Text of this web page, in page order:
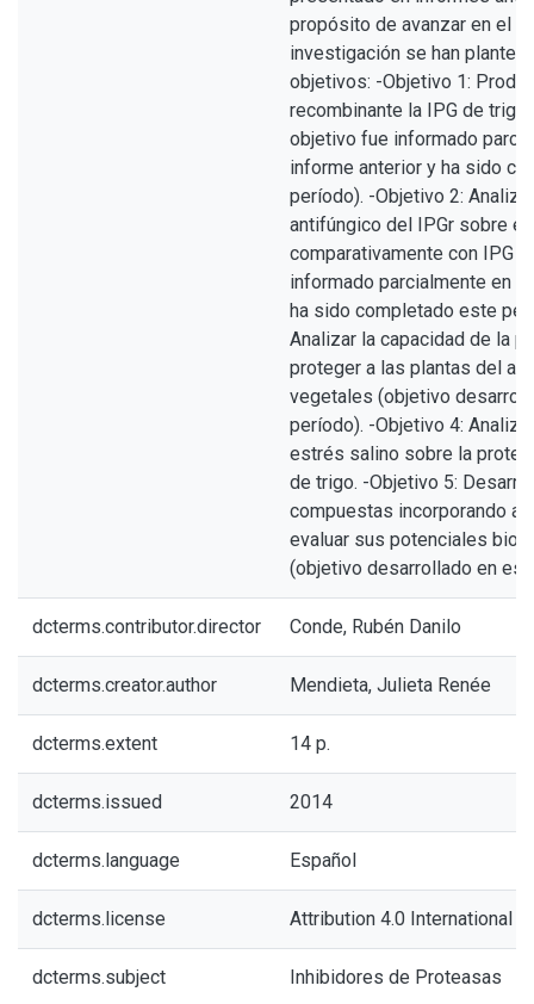
propósito de avanzar en el
investigación se han
objetivos: -Objetivo 1:
recombinante la IPG de trigo
objetivo fue informado
informe anterior y ha sido
período). -Objetivo 2:
antifúngico del IPGr sobre
comparativamente con IPG
informado parcialmente en
ha sido completado este
Analizar la capacidad de la
proteger a las plantas del
vegetales (objetivo
período). -Objetivo 4:
estrés salino sobre la
de trigo. -Objetivo 5:
compuestas incorporando a
evaluar sus potenciales
(objetivo desarrollado en
dcterms.contributor.director Conde, Rubén Danilo
dcterms.creator.author Mendieta, Julieta Renée
dcterms.extent 14 p.
dcterms.issued 2014
dcterms.language Español
dcterms.license Attribution 4.0 International
dcterms.subject Inhibidores de Proteasas